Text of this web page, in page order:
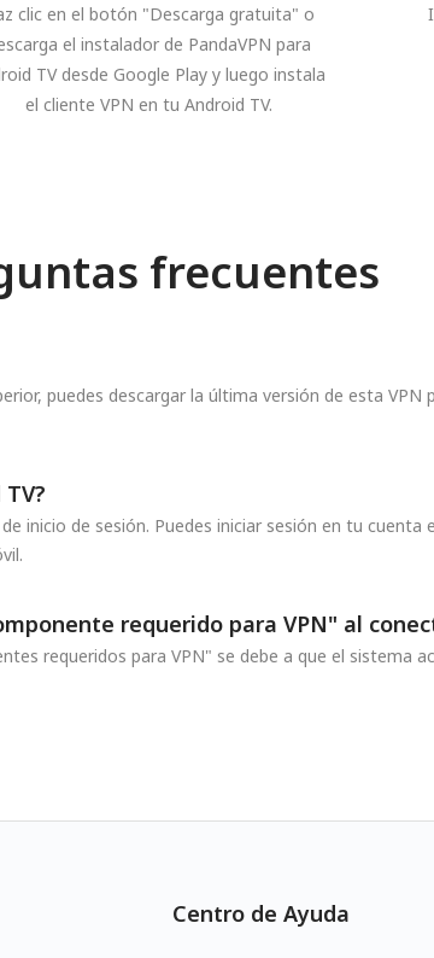
clic en el botón "Descarga gratuita" o
el instalador de PandaVPN para
TV desde Google Play y luego instala
el cliente VPN en tu Android TV.
frecuentes
puedes descargar la última versión de esta
inicio de sesión. Puedes iniciar sesión en tu
requerido para VPN" al
requeridos para VPN" se debe a que el sistema
Centro de Ayuda